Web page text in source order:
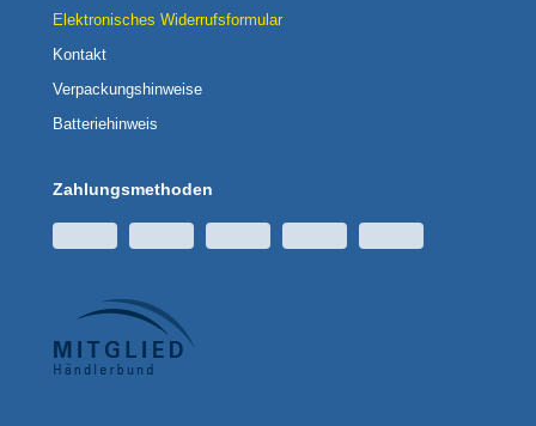
Elektronisches Widerrufsformular
Kontakt
Verpackungshinweise
Batteriehinweis
Zahlungsmethoden